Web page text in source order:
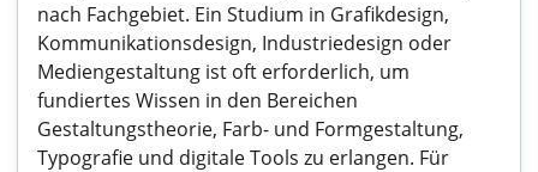
nach Fachgebiet. Ein Studium in Grafikdesign,
Kommunikationsdesign, Industriedesign oder
Mediengestaltung ist oft erforderlich, um
fundiertes Wissen in den Bereichen
Gestaltungstheorie, Farb- und Formgestaltung,
Typografie und digitale Tools zu erlangen. Für